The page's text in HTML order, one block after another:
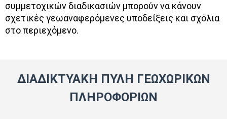
συμμετοχικών διαδικασιών μπορούν να κάνουν
σχετικές γεωαναφερόμενες υποδείξεις και σχόλια
στο περιεχόμενο.
ΔΙΑΔΙΚΤΥΑΚΗ ΠΥΛΗ ΓΕΩΧΩΡΙΚΩΝ
ΠΛΗΡΟΦΟΡΙΩΝ